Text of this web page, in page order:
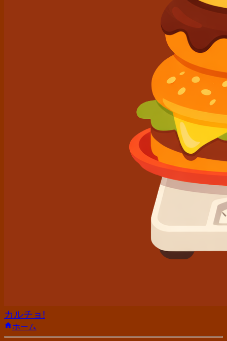
カルチョ!
ホーム